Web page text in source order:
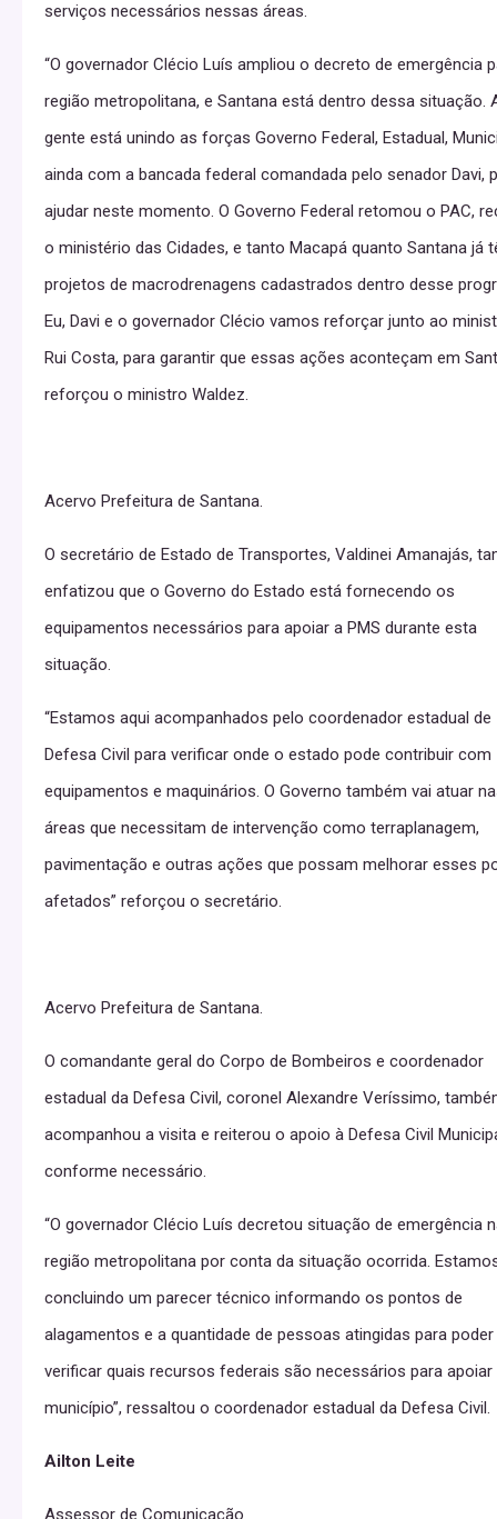
serviços necessários nessas áreas.
“O governador Clécio Luís ampliou o decreto de emergência
região metropolitana, e Santana está dentro dessa situação.
gente está unindo as forças Governo Federal, Estadual,
ainda com a bancada federal comandada pelo senador Davi,
ajudar neste momento. O Governo Federal retomou o PAC,
o ministério das Cidades, e tanto Macapá quanto Santana já
projetos de macrodrenagens cadastrados dentro desse
Eu, Davi e o governador Clécio vamos reforçar junto ao
Rui Costa, para garantir que essas ações aconteçam em
reforçou o ministro Waldez.
Acervo Prefeitura de Santana.
O secretário de Estado de Transportes, Valdinei Amanajás,
enfatizou que o Governo do Estado está fornecendo os
equipamentos necessários para apoiar a PMS durante esta
situação.
“Estamos aqui acompanhados pelo coordenador estadual de
Defesa Civil para verificar onde o estado pode contribuir com
equipamentos e maquinários. O Governo também vai atuar
áreas que necessitam de intervenção como terraplanagem,
pavimentação e outras ações que possam melhorar esses
afetados” reforçou o secretário.
Acervo Prefeitura de Santana.
O comandante geral do Corpo de Bombeiros e coordenador
estadual da Defesa Civil, coronel Alexandre Veríssimo,
acompanhou a visita e reiterou o apoio à Defesa Civil
conforme necessário.
“O governador Clécio Luís decretou situação de emergência
região metropolitana por conta da situação ocorrida.
concluindo um parecer técnico informando os pontos de
alagamentos e a quantidade de pessoas atingidas para poder
verificar quais recursos federais são necessários para apoiar
município”, ressaltou o coordenador estadual da Defesa Civil.
Ailton Leite